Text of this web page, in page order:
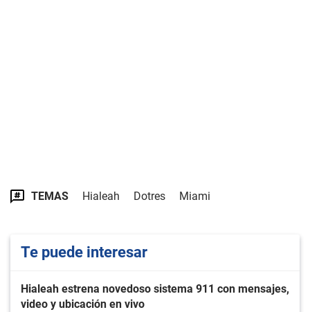
TEMAS Hialeah Dotres Miami
Te puede interesar
Hialeah estrena novedoso sistema 911 con mensajes,
video y ubicación en vivo